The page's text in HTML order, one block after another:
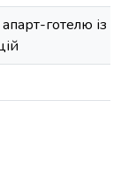
готелю із